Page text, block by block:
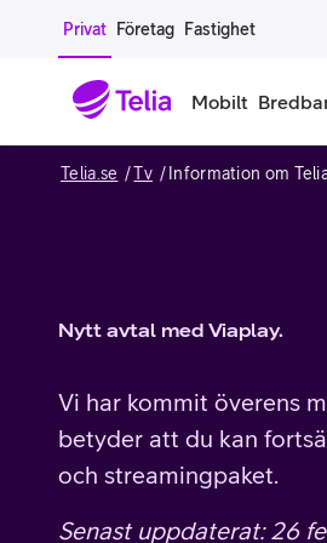
Gå till sidans innehåll
Privat Företag Fastighet
Mobilt
Alla mobiltelefoner
Begagnade mobiltelefoner
Telia.se Tv Information om
Nytt avtal med Viaplay.
Vi har kommit överens
betyder att du kan
och streamingpaket.
Senast uppdaterat: 26